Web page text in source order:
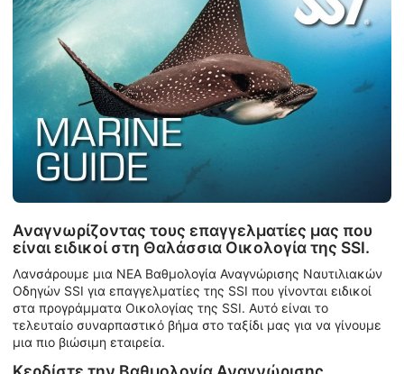
Αναγνωρίζοντας τους επαγγελματίες μας που
είναι ειδικοί στη Θαλάσσια Οικολογία της SSI.
Λανσάρουμε μια ΝΕΑ Βαθμολογία Αναγνώρισης Ναυτιλιακών
Οδηγών SSI για επαγγελματίες της SSI που γίνονται ειδικοί
στα προγράμματα Οικολογίας της SSI. Αυτό είναι το
τελευταίο συναρπαστικό βήμα στο ταξίδι μας για να γίνουμε
μια πιο βιώσιμη εταιρεία.